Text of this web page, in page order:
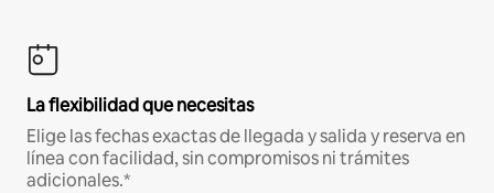
La flexibilidad que necesitas
Elige las fechas exactas de llegada y salida y reserva en
línea con facilidad, sin compromisos ni trámites
adicionales.*